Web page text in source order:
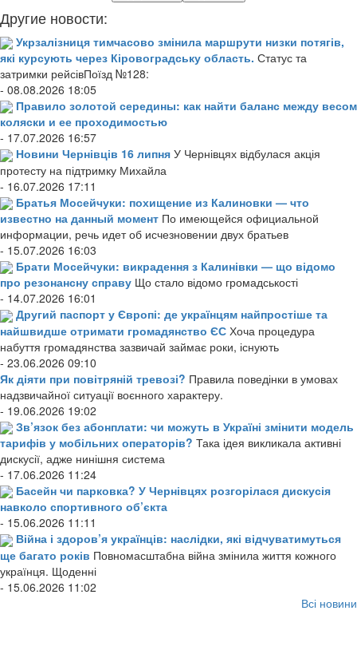
Другие новости:
Укрзалізниця тимчасово змінила маршрути низки потягів,
які курсують через Кіровоградську область. Статус та
затримки рейсівПоїзд №128:
- 08.08.2026 18:05
Правило золотой середины: как найти баланс между весом
коляски и ее проходимостью
- 17.07.2026 16:57
Новини Чернівців 16 липня У Чернівцях відбулася акція
протесту на підтримку Михайла
- 16.07.2026 17:11
Братья Мосейчуки: похищение из Калиновки — что
известно на данный момент По имеющейся официальной
информации, речь идет об исчезновении двух братьев
- 15.07.2026 16:03
Брати Мосейчуки: викрадення з Калинівки — що відомо
про резонансну справу Що стало відомо громадськості
- 14.07.2026 16:01
Другий паспорт у Європі: де українцям найпростіше та
найшвидше отримати громадянство ЄС Хоча процедура
набуття громадянства зазвичай займає роки, існують
- 23.06.2026 09:10
Як діяти при повітряній тревозі? Правила поведінки в умовах
надзвичайної ситуації воєнного характеру.
- 19.06.2026 19:02
Зв’язок без абонплати: чи можуть в Україні змінити модель
тарифів у мобільних операторів? Така ідея викликала активні
дискусії, адже нинішня система
- 17.06.2026 11:24
Басейн чи парковка? У Чернівцях розгорілася дискусія
навколо спортивного об’єкта
- 15.06.2026 11:11
Війна і здоров’я українців: наслідки, які відчуватимуться
ще багато років Повномасштабна війна змінила життя кожного
українця. Щоденні
- 15.06.2026 11:02
Всі новини